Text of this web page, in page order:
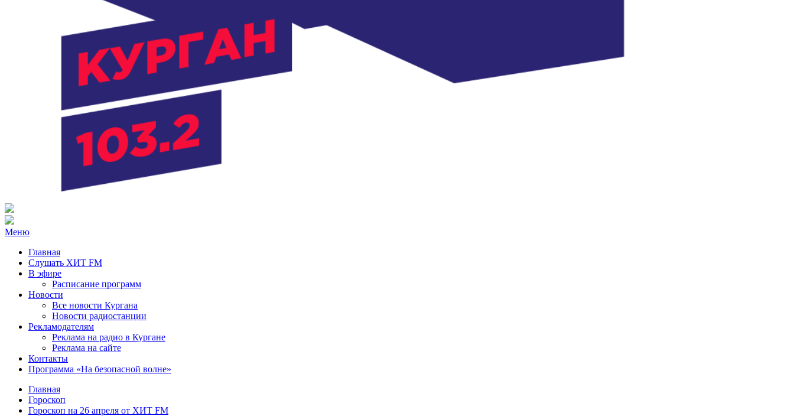
Радио ХИТ FM Курган
103.2 FM
Меню
Главная
Слушать ХИТ FM
В эфире
Расписание программ
Новости
Все новости Кургана
Новости радиостанции
Рекламодателям
Реклама на радио в Кургане
Реклама на сайте
Контакты
Программа «На безопасной волне»
Главная
Гороскоп
Гороскоп на 26 апреля от ХИТ FM